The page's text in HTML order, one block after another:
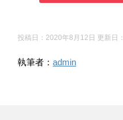
投稿日：2020年8月12日 更新日：
執筆者： admin